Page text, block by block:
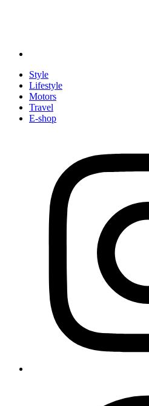
Style
Lifestyle
Motors
Travel
E-shop